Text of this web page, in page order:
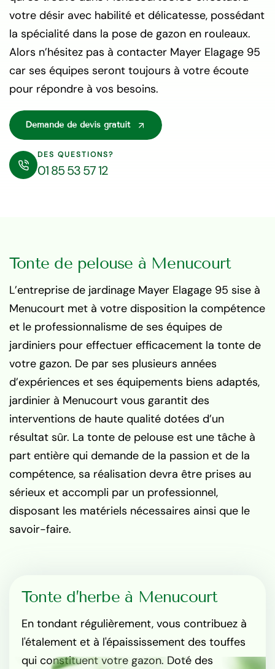
votre désir avec habilité et délicatesse, possédant
la spécialité dans la pose de gazon en rouleaux.
Alors n’hésitez pas à contacter Mayer Elagage 95
car ses équipes seront toujours à votre écoute
pour répondre à vos besoins.
Demande de devis gratuit
DES QUESTIONS?
01 85 53 57 12
Tonte de pelouse à Menucourt
L’entreprise de jardinage Mayer Elagage 95 sise à
Menucourt met à votre disposition la compétence
et le professionnalisme de ses équipes de
jardiniers pour effectuer efficacement la tonte de
votre gazon. De par ses plusieurs années
d’expériences et ses équipements biens adaptés,
jardinier à Menucourt vous garantit des
interventions de haute qualité dotées d’un
résultat sûr. La tonte de pelouse est une tâche à
part entière qui demande de la passion et de la
compétence, sa réalisation devra être prises au
sérieux et accompli par un professionnel,
disposant les matériels nécessaires ainsi que le
savoir-faire.
Tonte d’herbe à Menucourt
En tondant régulièrement, vous contribuez à
l'étalement et à l'épaississement des touffes
qui constituent votre gazon. Doté des